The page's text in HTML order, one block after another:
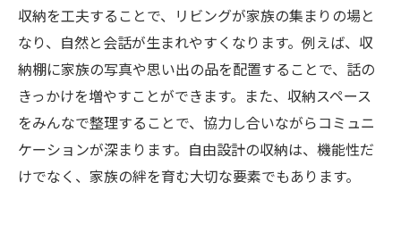
収納を工夫することで、リビングが家族の集まりの場と
なり、自然と会話が生まれやすくなります。例えば、収
納棚に家族の写真や思い出の品を配置することで、話の
きっかけを増やすことができます。また、収納スペース
をみんなで整理することで、協力し合いながらコミュニ
ケーションが深まります。自由設計の収納は、機能性だ
けでなく、家族の絆を育む大切な要素でもあります。